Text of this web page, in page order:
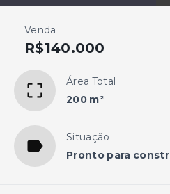
Venda
R$140.000
Área Total
200 m²
Situação
Pronto para